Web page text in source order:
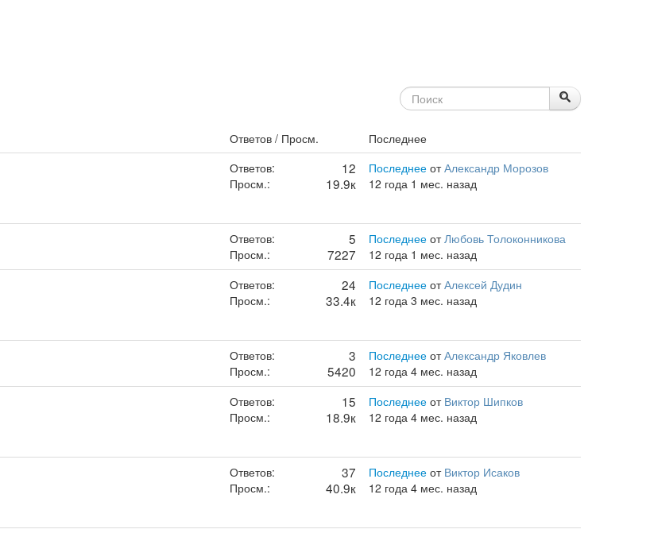
Ответов / Просм. Последнее
Ответов: 12
Просм.: 19.9к
Последнее отАлександр Морозов
12 года 1 мес. назад
Ответов: 5
Просм.: 7227
Последнее отЛюбовь Толоконникова
12 года 1 мес. назад
Ответов: 24
Просм.: 33.4к
Последнее отАлексей Дудин
12 года 3 мес. назад
Ответов: 3
Просм.: 5420
Последнее отАлександр Яковлев
12 года 4 мес. назад
Ответов: 15
Просм.: 18.9к
Последнее от Виктор Шипков
12 года 4 мес. назад
Ответов: 37
Просм.: 40.9к
Последнее от Виктор Исаков
12 года 4 мес. назад